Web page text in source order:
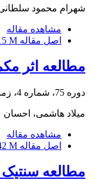
شهرام محمود
مشاهده مقاله
اصل مقاله M
مطالعه اثر
دوره 75، شماره 4، زمستان 1399، صفحه
میلاد هاشمی،
مشاهده مقاله
اصل مقاله M
مطالعه